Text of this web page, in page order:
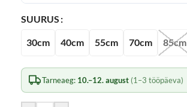
SUURUS
30cm 40cm 55cm 70cm 85cm
Tarneaeg: 10.–12. august (1–3 tööpäeva)